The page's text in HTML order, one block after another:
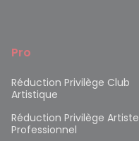
Pro
Réduction Privilège Club
Artistique
Réduction Privilège Artiste
Professionnel